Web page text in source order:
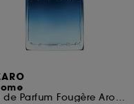
Eau de Parfum Fougère Aromatique